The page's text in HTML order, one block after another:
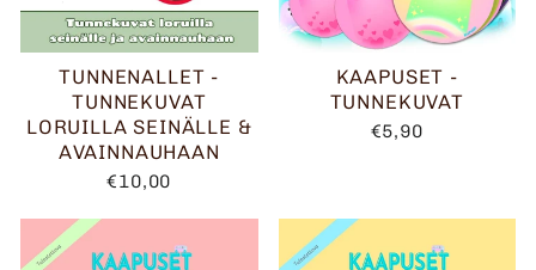
TUNNENALLET -
TUNNEKUVAT
LORUILLA SEINÄLLE &
AVAINNAUHAAN
€10,00
KAAPUSET -
TUNNEKUVAT
€5,90